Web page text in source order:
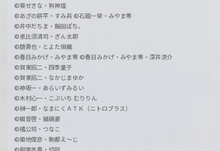
©葵せきな・狗神煌
©あざの耕平・すみ兵 ©石踏一榮・みやま零
©井中だちま・飯田ぽち。
©恵比須清司・ぎん太郎
©鏡貴也・とよた瑣織
©春日みかげ・みやま零 ©春日みかげ・みやま零・深井涼介
©賀東招二・四季童子
©賀東招二・なかじまゆか
©神坂一・あらいずみるい
©木村心一・こぶいち むりりん
©榊一郎・なまにくＡＴＫ（ニトロプラス）
©細音啓・猫鍋蒼
©橘公司・つなこ
©築地俊彦・駒都え～じ
©柳実冬貴・切符